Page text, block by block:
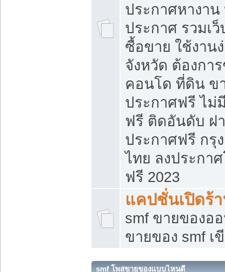
ประกาศหางาน
ประกาศ รวมเ
ซื้อขาย ใช้งาน
จังหวัด ต้องกา
คอนโด ที่ดิน ข
ประกาศฟรี ไม่
ฟรี ติดอันดับ ฝ
ประกาศฟรี กรุ
ไทย ลงประกา
ฟรี 2023
แคปชั่นเปิดร้
smf ขายของอ
ขายของ smf เ
smf โพสขายของแบบไหนดี